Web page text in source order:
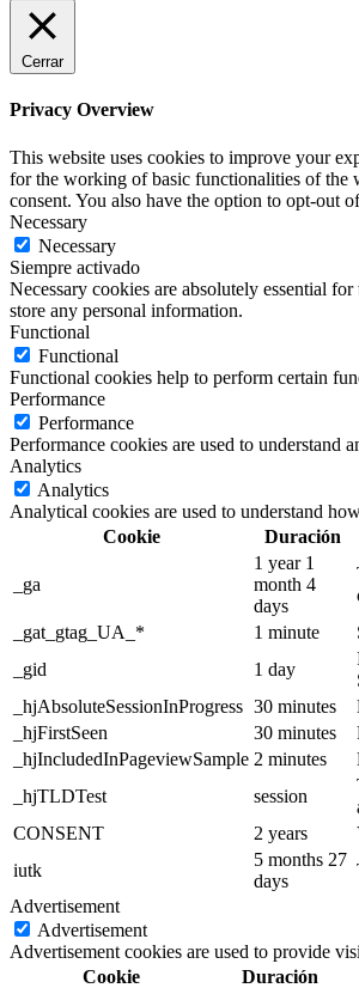
Cerrar
Privacy Overview
This website uses cookies to improve your
for the working of basic functionalities of the
consent. You also have the option to opt-out
Necessary
Necessary
Siempre activado
Necessary cookies are absolutely essential
store any personal information.
Functional
Functional
Functional cookies help to perform certain
Performance
Performance
Performance cookies are used to understand
Analytics
Analytics
Analytical cookies are used to understand
Cookie
Duración
_ga
1 year 1
month 4
days
_gat_gtag_UA_*
1 minute
_gid
1 day
_hjAbsoluteSessionInProgress 30 minutes
_hjFirstSeen
30 minutes
_hjIncludedInPageviewSample 2 minutes
_hjTLDTest
session
CONSENT
2 years
iutk
5 months 27
days
Advertisement
Advertisement
Advertisement cookies are used to provide
Cookie
Duración